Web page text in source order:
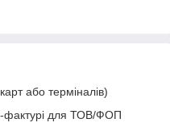
або терміналів)
фактурі для ТОВ/ФОП